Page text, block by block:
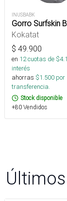
INUSBABK
Gorro Surfskin
Kokatat
$ 49.900
en 12cuotas de $
interés
ahorras $1.500 por
transferencia.
Stock disponible
+80 Vendidos